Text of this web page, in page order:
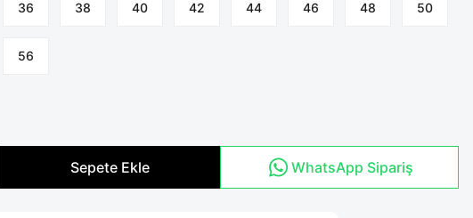
36 38 40 42 44 46 48 50
56
Sepete Ekle WhatsApp Sipariş